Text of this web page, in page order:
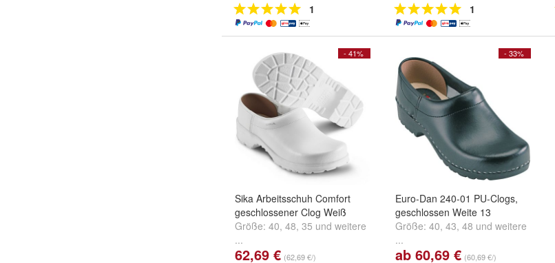
1 1
- 41%
Sika Arbeitsschuh Comfort
geschlossener Clog Weiß
Größe: 40, 48, 35 und weitere
...
62,69 € (62,69 €/)
- 33%
Euro-Dan 240-01 PU-Clogs,
geschlossen Weite 13
Größe: 40, 43, 48 und weitere
...
ab 60,69 € (60,69 €/)